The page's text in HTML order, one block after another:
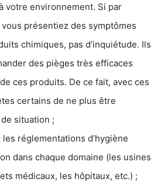
votre environnement. Si par
présentiez des symptômes
chimiques, pas d’inquiétude. Ils
des pièges très efficaces
ces produits. De ce fait, avec ces
certains de ne plus être
situation ;
réglementations d’hygiène
dans chaque domaine (les usines
médicaux, les hôpitaux, etc.) ;